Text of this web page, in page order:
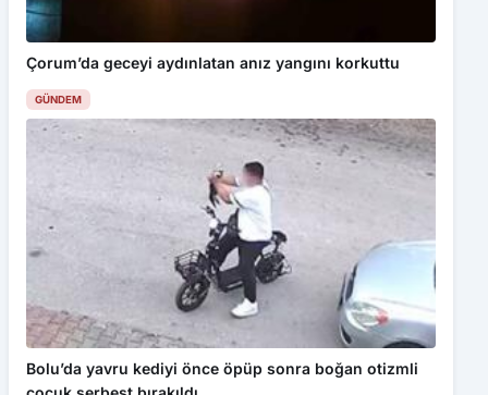
Çorum’da geceyi aydınlatan anız yangını korkuttu
GÜNDEM
Bolu’da yavru kediyi önce öpüp sonra boğan otizmli
Bu web sitesinde en iyi deneyimi yaşamanızı sağlamak için
çerezler kullanılmaktadır. Detaylar için
Gizlilik Politikamız
inceleyebilirsiniz.